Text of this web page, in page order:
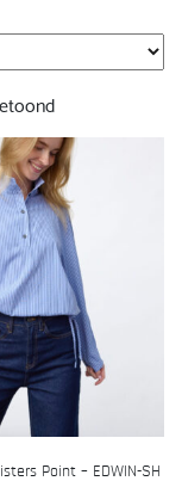
Gesorteerd
op
nieuwste
Point – EDWIN-SH